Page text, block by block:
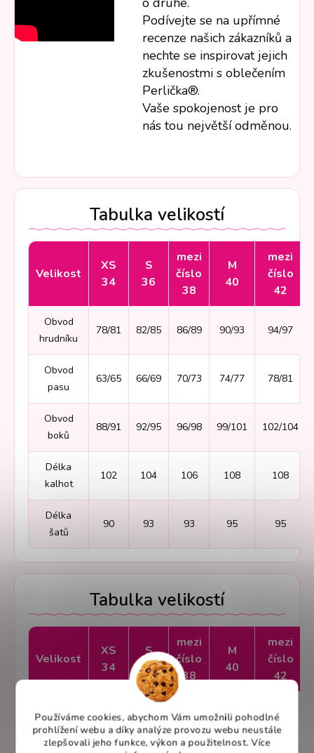
Používáme cookies, abychom Vám umožnili pohodlné
prohlížení webu a díky analýze provozu webu neustále
zlepšovali jeho funkce, výkon a použitelnost. Více
Podívejte se na upřímné
recenze našich zákazníků a
nechte se inspirovat jejich
zkušenostmi s oblečením
Perlička®.
Vaše spokojenost je pro
nás tou největší odměnou.
Tabulka velikostí
Velikost
XS
34
S
36
mezi
číslo
38
M
40
mezi
číslo
42
Obvod
hrudníku
78/81 82/85 86/89 90/93 94/97
Obvod
pasu
63/65 66/69 70/73 74/77 78/81
Obvod
boků
88/91 92/95 96/98 99/101 102/104
Délka
kalhot
102 104 106 108 108
Délka
šatů
90 93 93 95 95
Tabulka velikostí
Velikost
XS
34
S
36
mezi
číslo
38
M
40
mezi
číslo
42
hrudníku
78/81 82/85 86/89 90/93 94/97